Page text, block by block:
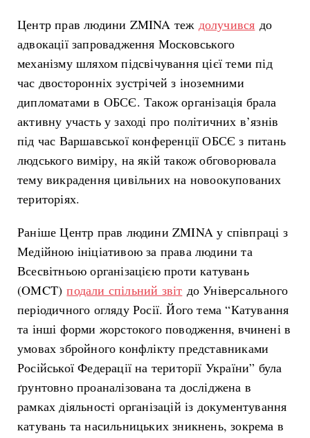
Центр прав людини ZMINA теж долучився до
адвокації запровадження Московського
механізму шляхом підсвічування цієї теми під
час двосторонніх зустрічей з іноземними
дипломатами в ОБСЄ. Також організація брала
активну участь у заході про політичних в’язнів
під час Варшавської конференції ОБСЄ з питань
людського виміру, на якій також обговорювала
тему викрадення цивільних на новоокупованих
територіях.
Раніше Центр прав людини ZMINA у співпраці з
Медійною ініціативою за права людини та
Всесвітньою організацією проти катувань
(OMCT)подали спільний звіт до Універсального
періодичного огляду Росії. Його тема “Катування
та інші форми жорстокого поводження, вчинені в
умовах збройного конфлікту представниками
Російської Федерації на території України” була
ґрунтовно проаналізована та досліджена в
рамках діяльності організацій із документування
катувань та насильницьких зникнень, зокрема в